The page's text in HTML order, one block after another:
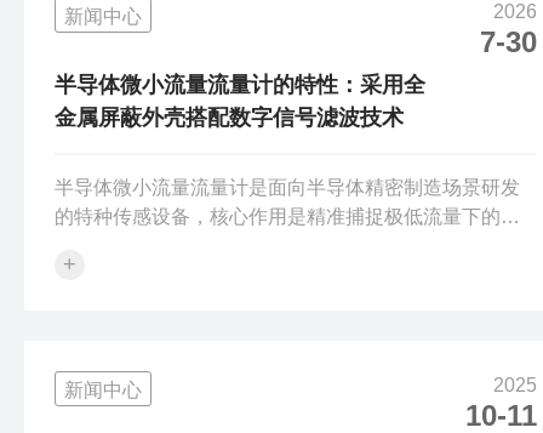
新闻中心 2026
7-30
半导体微小流量流量计的特性：采用全
金属屏蔽外壳搭配数字信号滤波技术
半导体微小流量流量计是面向半导体精密制造场景研发
的特种传感设备，核心作用是精准捕捉极低流量下的气
数据支撑，是半导体产线的关键部件之一。半导体微小
入、清洗等环节的特气、载气流量管控，同时适配光
伏、MEMS制造等泛半导体领域的高纯介质输送监测需
+
新闻中心 2025
10-11